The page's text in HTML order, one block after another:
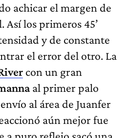
achicar el margen de
los primeros 45’
y de constante
el error del otro. La
con un gran
al primer palo
al área de Juanfer
aún mejor fue